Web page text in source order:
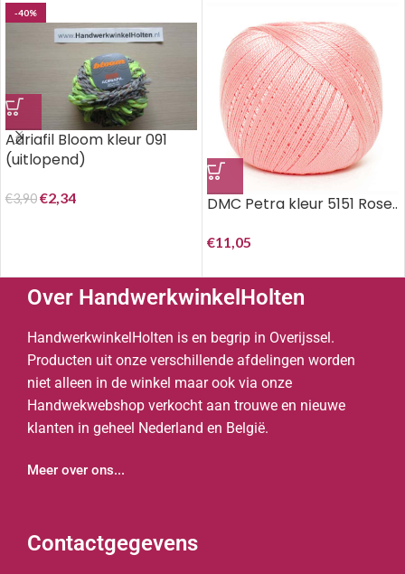
-40%
Adriafil Bloom kleur 091
(uitlopend)
€3,90€2,34 DMC Petra kleur 5151 Rose..
€11,05
Over HandwerkwinkelHolten
HandwerkwinkelHolten is en begrip in Overijssel.
Producten uit onze verschillende afdelingen worden
niet alleen in de winkel maar ook via onze
Handwekwebshop verkocht aan trouwe en nieuwe
klanten in geheel Nederland en België.
Meer over ons...
Contactgegevens